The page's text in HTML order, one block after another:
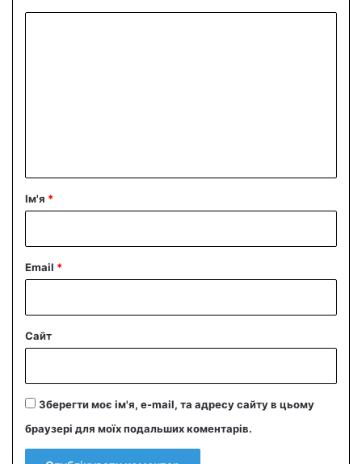
рІм'я *
Email *
Сайт
Зберегти моє ім'я, e-mail, та адресу сайту в цьому
браузері для моїх подальших коментарів.